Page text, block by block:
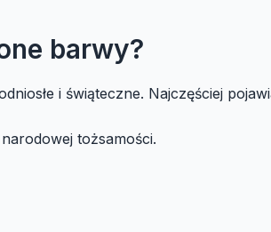
barwy?
i świąteczne. Najczęściej
tożsamości.